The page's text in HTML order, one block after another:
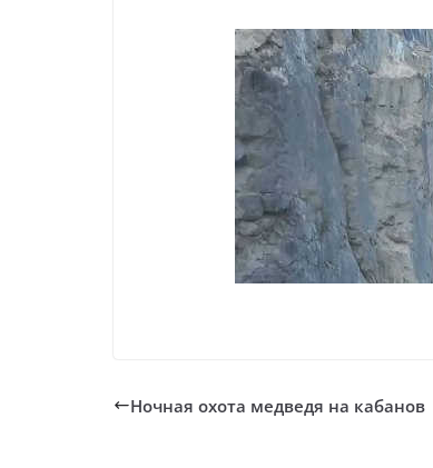
Ночная охота медведя на кабанов